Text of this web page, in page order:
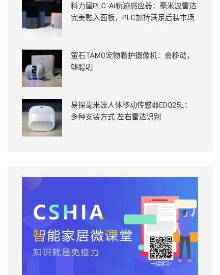
科力屋PLC-Ai轨迹感应器：毫米波雷达
完美融入面板，PLC加持满足后装市场
萤石TAMO宠物看护摄像机：会移动，
够聪明
易探毫米波人体移动传感器EDQ25L：
多种安装方式 左右雷达识别